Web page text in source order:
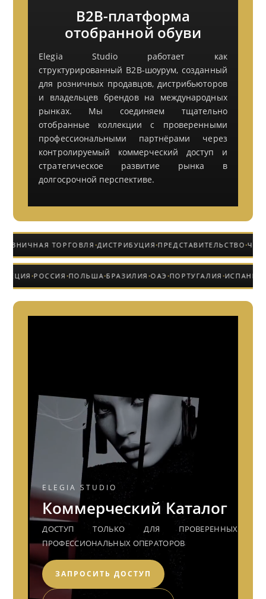
B2B-платформа
отобранной обуви
Elegia Studio работает как
структурированный B2B-шоурум, созданный
для розничных продавцов, дистрибьюторов
и владельцев брендов на международных
рынках. Мы соединяем тщательно
отобранные коллекции с проверенными
профессиональными партнёрами через
контролируемый коммерческий доступ и
стратегическое развитие рынка в
долгосрочной перспективе.
ТОРГОВЛЯ·ДИСТРИБУЦИЯ·ПРЕДСТАВИТЕЛЬСТВО·
ГРЕЦИЯ ·РОССИЯ·ПОЛЬША ·БРАЗИЛИЯ·ОАЭ·ПОРТУГАЛИЯ·
ELEGIA STUDIO
Коммерческий Каталог
ДОСТУП ТОЛЬКО ДЛЯ ПРОВЕРЕННЫХ
ПРОФЕССИОНАЛЬНЫХ ОПЕРАТОРОВ
ЗАПРОСИТЬ ДОСТУП